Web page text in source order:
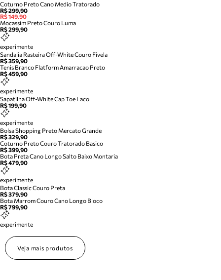
Coturno Preto Cano Medio Tratorado
R$ 299,90
R$ 149,90
Mocassim Preto Couro Luma
R$ 299,90
experimente
Sandalia Rasteira Off-White Couro Fivela
R$ 359,90
Tenis Branco Flatform Amarracao Preto
R$ 459,90
experimente
Sapatilha Off-White Cap Toe Laco
R$ 199,90
experimente
Bolsa Shopping Preto Mercato Grande
R$ 329,90
Coturno Preto Couro Tratorado Basico
R$ 399,90
Bota Preta Cano Longo Salto Baixo Montaria
R$ 479,90
experimente
Bota Classic Couro Preta
R$ 379,90
Bota Marrom Couro Cano Longo Bloco
R$ 799,90
experimente
Veja mais produtos